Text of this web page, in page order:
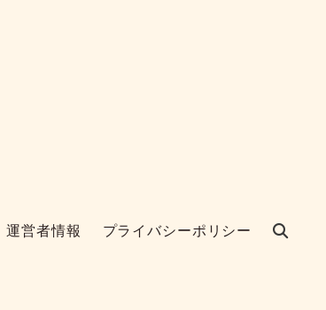
運営者情報 プライバシーポリシー